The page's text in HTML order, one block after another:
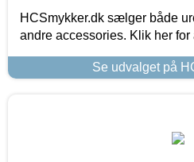
HCSmykker.dk sælger både
andre accessories. Klik her for
Se udvalget på